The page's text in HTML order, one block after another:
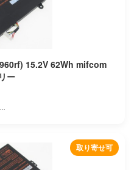
15.2V 62Wh mifcom
リー
取り寄せ可